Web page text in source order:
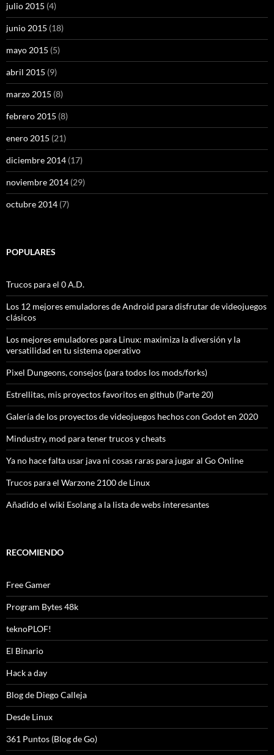
julio 2015 (4)
junio 2015 (18)
mayo 2015 (5)
abril 2015 (9)
marzo 2015 (8)
febrero 2015 (8)
enero 2015 (21)
diciembre 2014 (17)
noviembre 2014 (29)
octubre 2014 (7)
POPULARES
Trucos para el 0 A.D.
Los 12 mejores emuladores de Android para disfrutar de videojuegos
clásicos
Los mejores emuladores para Linux: maximiza la diversión y la
versatilidad en tu sistema operativo
Pixel Dungeons, consejos (para todos los mods/forks)
Estrellitas, mis proyectos favoritos en github (Parte 20)
Galería de los proyectos de videojuegos hechos con Godot en 2020
Mindustry, mod para tener trucos y cheats
Ya no hace falta usar java ni cosas raras para jugar al Go Online
Trucos para el Warzone 2100 de Linux
Añadido el wiki Esolang a la lista de webs interesantes
RECOMIENDO
Free Gamer
Program Bytes 48k
teknoPLOF!
El Binario
Hack a day
Blog de Diego Calleja
Desde Linux
361 Puntos (Blog de Go)